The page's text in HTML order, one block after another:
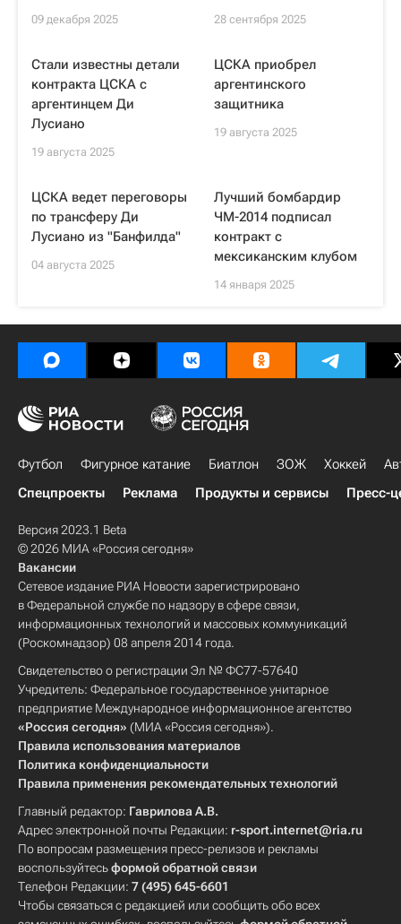
09 декабря 2025 28 сентября 2025
Стали известны детали
контракта ЦСКА с
аргентинцем Ди
Лусиано
19 августа 2025
ЦСКА приобрел
аргентинского
защитника
19 августа 2025
ЦСКА ведет переговоры
по трансферу Ди
Лусиано из "Банфилда"
04 августа 2025
Лучший бомбардир
ЧМ-2014 подписал
контракт с
мексиканским клубом
14 января 2025
Футбол Фигурное катание Биатлон ЗОЖ Хоккей
Спецпроекты
Реклама Продукты и сервисы Пресс-
Версия 2023.1 Beta
© 2026 МИА «Россия сегодня»
Вакансии
Сетевое издание РИА Новости зарегистрировано
в Федеральной службе по надзору в сфере связи,
информационных технологий и массовых коммуникаций
(Роскомнадзор) 08 апреля 2014 года.
Свидетельство о регистрации Эл № ФС77-57640
Учредитель: Федеральное государственное унитарное
предприятие Международное информационное агентство
«Россия сегодня» (МИА «Россия сегодня»).
Правила использования материалов
Политика конфиденциальности
Правила применения рекомендательных технологий
Главный редактор: Гаврилова А.В.
Адрес электронной почты Редакции: r-sport.internet@ria.ru
По вопросам размещения пресс-релизов и рекламы
воспользуйтесьформой обратной связи
Телефон Редакции: 7 (495) 645-6601
Чтобы связаться с редакцией или сообщить обо всех